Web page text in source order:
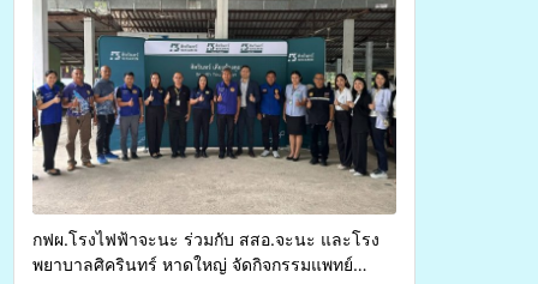
กฟผ.โรงไฟฟ้าจะนะ ร่วมกับ สสอ.จะนะ และโรง
พยาบาลศิครินทร์ หาดใหญ่ จัดกิจกรรมแพทย์